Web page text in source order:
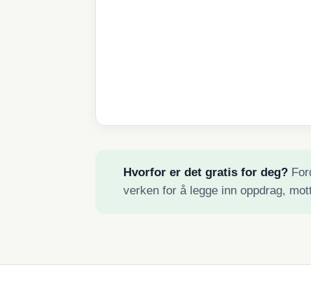
Hvorfor er det gratis for deg?
verken for å legge inn oppdrag,